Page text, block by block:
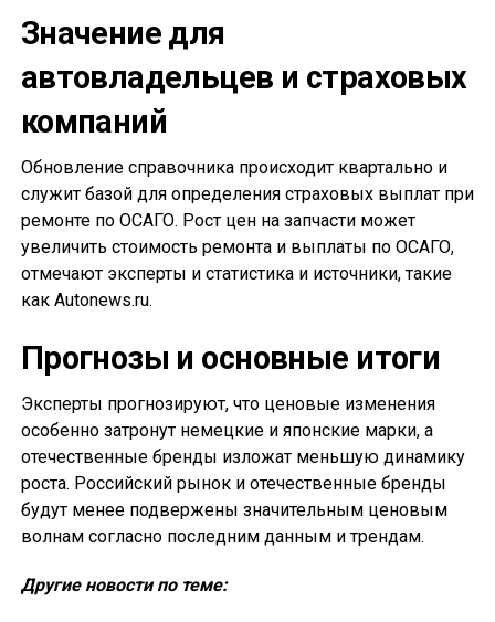
Значение для
автовладельцев и страховых
компаний
Обновление справочника происходит квартально и
служит базой для определения страховых выплат при
ремонте по ОСАГО. Рост цен на запчасти может
увеличить стоимость ремонта и выплаты по ОСАГО,
отмечают эксперты и статистика и источники, такие
как Autonews.ru.
Прогнозы и основные итоги
Эксперты прогнозируют, что ценовые изменения
особенно затронут немецкие и японские марки, а
отечественные бренды изложат меньшую динамику
роста. Российский рынок и отечественные бренды
будут менее подвержены значительным ценовым
волнам согласно последним данным и трендам.
Другие новости по теме: